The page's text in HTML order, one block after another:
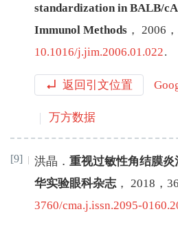
standardization in BALB/
Immunol Methods ， 2006 ，
10.1016/j.jim.2006.01.022.
返回引文位置
万方数据
[9] 洪晶 ． 重视过敏性角结膜
华实验眼科杂志， 2018 ， 36
3760/cma.j.issn.2095-